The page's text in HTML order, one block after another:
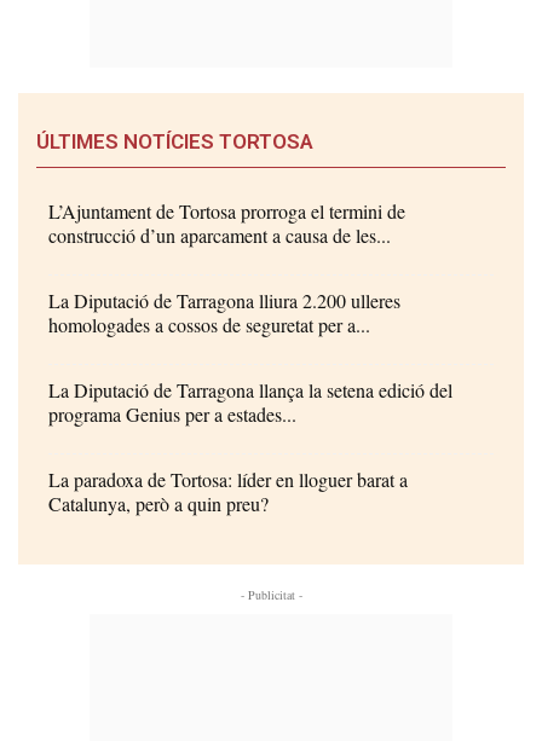
ÚLTIMES NOTÍCIES TORTOSA
L’Ajuntament de Tortosa prorroga el termini de
construcció d’un aparcament a causa de les...
La Diputació de Tarragona lliura 2.200 ulleres
homologades a cossos de seguretat per a...
La Diputació de Tarragona llança la setena edició del
programa Genius per a estades...
La paradoxa de Tortosa: líder en lloguer barat a
Catalunya, però a quin preu?
- Publicitat -